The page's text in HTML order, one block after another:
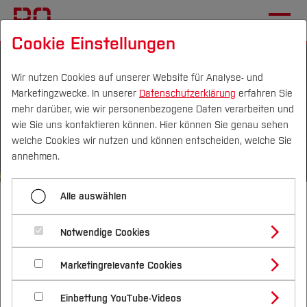
Campus Personen DE|EN Quicklinks
Studium
Studienangebote
Bachelorstudiengänge
Masterstudiengänge
Vor dem Studium
Bewerben & Einschreiben
Bewerbungsportal
Im Studium
Studienbüros und Prüfungen
Nach dem Studium
Forschung & Transfer
Profil
Forschungs- und Transferprofil
Schwerpunkte (FuT)
Beratung & Förderung
Nachhaltigkeit
Nachhaltigkeit studieren
International
Energiewendebauen // MonDoWi
Wir gestalten die Kommuniaktionsoffensive im
Rahmen des Projektes Energiewendebauen.
Cookie Einstellungen
Wir nutzen Cookies auf unserer Website für Analyse- und
Marketingzwecke. In unserer Datenschutzerklärung erfahren Sie
mehr darüber, wie wir personenbezogene Daten verarbeiten und
wie Sie uns kontaktieren können. Hier können Sie genau sehen
welche Cookies wir nutzen und können entscheiden, welche Sie
annehmen.
Alle auswählen
Notwendige Cookies
Marketingrelevante Cookies
Einbettung YouTube-Videos